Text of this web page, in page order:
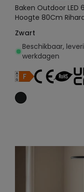
Baken Outdoor LED
Hoogte 80Cm
Zwart
Beschikbaar,
werkdagen